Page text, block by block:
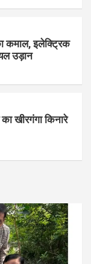
कमाल, इलेक्ट्रिक
उड़ान
खीरगंगा किनारे